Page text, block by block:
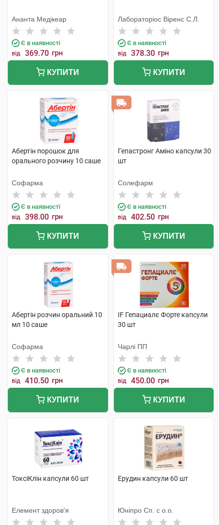
Ананта Медікеар
Є в наявності
від 369.70 грн
КУПИТИ
Лабораторіос Віренс С.Л.
Є в наявності
від 378.30 грн
КУПИТИ
Абертін порошок для
орального розчину 10 саше
Софарма
Є в наявності
від 398.00 грн
КУПИТИ
Гепастронг Аміно капсули 30
шт
Солефарм
Є в наявності
від 402.50 грн
КУПИТИ
Абертін розчин оральний 10
мл 10 саше
Софарма
Є в наявності
від 410.50 грн
КУПИТИ
IF Гепациалє Форте капсули
30 шт
Чарлі ПП
Є в наявності
від 450.00 грн
КУПИТИ
ТоксіКлін капсули 60 шт
Елемент здоров'я
Ерудин капсули 60 шт
Юніпро Сп. с о.о.